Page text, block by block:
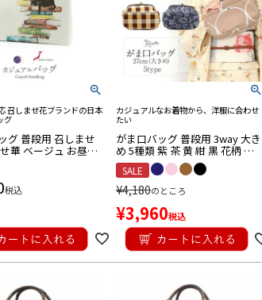
召しませ花ブランドの日本
グ
グ 普段用 召しませ
華 ベージュ お昼寝
トート バッグ きも
A4
税込
カジュアルなお着物から、洋服に合わせ
たい
がま口バッグ 普段用 3way 大き
め 5種類 紫 茶 黄 紺 黒 花柄 チ
ェック 輪つなぎ 唐花 麻の葉 バ
ッグ
SALE
¥4,180のところ
¥3,960税込